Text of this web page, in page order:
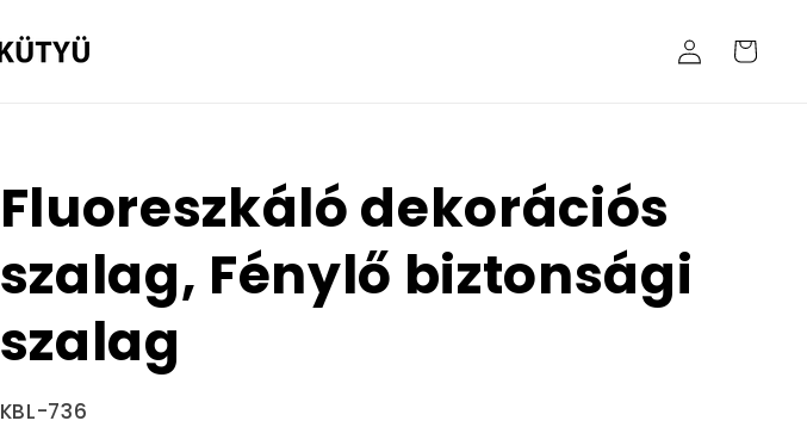
Bejelentkezés
Kosár
Fluoreszkáló dekorációs
szalag, Fénylő biztonsági
szalag
Termékváltozat:
KBL-736